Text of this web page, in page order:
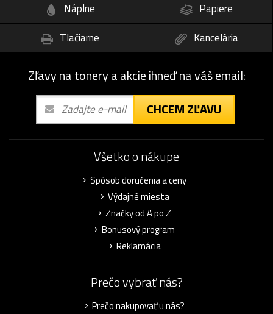
Náplne
Papiere
Tlačiarne
Kancelária
Zľavy na tonery a akcie ihneď na váš email:
CHCEM ZĽAVU
Všetko o nákupe
Spôsob doručenia a ceny
Výdajné miesta
Značky od A po Z
Bonusový program
Reklamácia
Prečo vybrať nás?
Prečo nakupovať u nás?